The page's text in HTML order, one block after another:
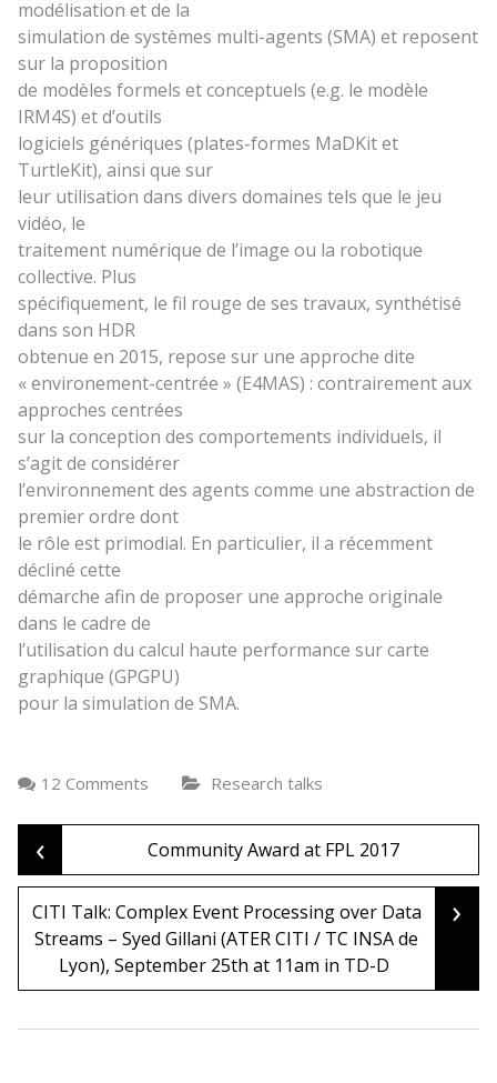
modélisation et de la
simulation de systèmes multi-agents (SMA) et reposent
sur la proposition
de modèles formels et conceptuels (e.g. le modèle
IRM4S) et d’outils
logiciels génériques (plates-formes MaDKit et
TurtleKit), ainsi que sur
leur utilisation dans divers domaines tels que le jeu
vidéo, le
traitement numérique de l’image ou la robotique
collective. Plus
spécifiquement, le fil rouge de ses travaux, synthétisé
dans son HDR
obtenue en 2015, repose sur une approche dite
« environement-centrée » (E4MAS) : contrairement aux
approches centrées
sur la conception des comportements individuels, il
s’agit de considérer
l’environnement des agents comme une abstraction de
premier ordre dont
le rôle est primodial. En particulier, il a récemment
décliné cette
démarche afin de proposer une approche originale
dans le cadre de
l’utilisation du calcul haute performance sur carte
graphique (GPGPU)
pour la simulation de SMA.
12 Comments Research talks
Post
navigation
‹ Community Award at FPL 2017
CITI Talk: Complex Event Processing over Data
Streams – Syed Gillani (ATER CITI / TC INSA de
Lyon), September 25th at 11am in TD-D
›